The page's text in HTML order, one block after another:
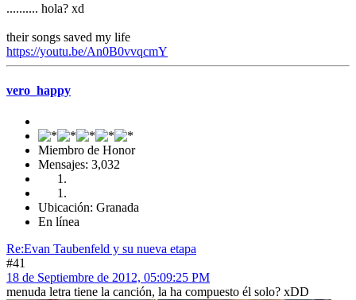
.......... hola? xd
their songs saved my life
https://youtu.be/An0B0vvqcmY
vero_happy
Miembro de Honor
Mensajes: 3,032
Ubicación: Granada
En línea
Re:Evan Taubenfeld y su nueva etapa
#41
18 de Septiembre de 2012, 05:09:25 PM
menuda letra tiene la canción, la ha compuesto él solo? xDD